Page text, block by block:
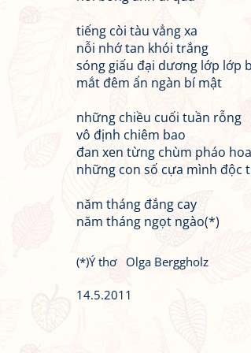
tiếng còi tàu vẳng xa
nỗi nhớ tan khói trắng
sóng giấu đại dương lớp lớp
mắt đêm ẩn ngàn bí mật
những chiều cuối tuần rỗng
vô định chiêm bao
đan xen từng chùm pháo
những con số cựa mình độc
năm tháng đắng cay
năm tháng ngọt ngào(*)
(*)Ý thơ Olga Berggholz
14.5.2011